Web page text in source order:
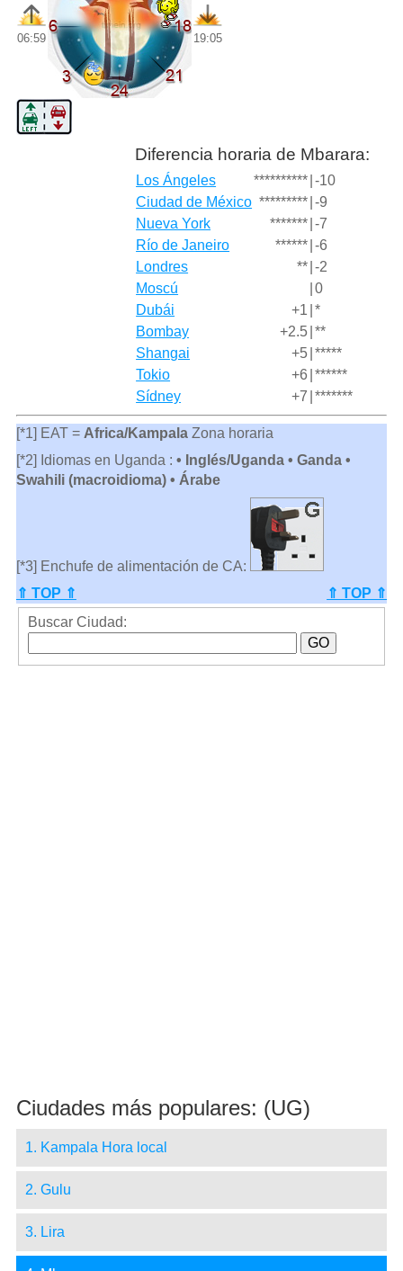
06:59 19:05
Diferencia horaria de Mbarara:
Los Ángeles ********** -10
Ciudad de México ********* -9
Nueva York
******* -7
Río de Janeiro
****** -6
Londres
** -2
Moscú
0
Dubái
+1 *
Bombay
+2.5 **
Shangai
+5 *****
Tokio
+6 ******
Sídney
+7 *******
[*1] EAT = Africa/KampalaZona horaria
[*2] Idiomas en Uganda : • Inglés/Uganda • Ganda •
Swahili (macroidioma) • Árabe
[*3] Enchufe de alimentación de CA:
⇑ TOP ⇑
⇑ TOP ⇑
Buscar Ciudad:
Ciudades más populares: (UG)
1. Kampala Hora local
2. Gulu
3. Lira